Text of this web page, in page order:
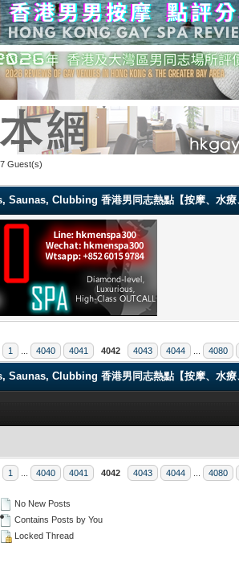
Guest(s)
Saunas, Clubbing 香港男同志熱點【按摩、水
1 4040 4041 4042 4043 4044 4080
Saunas, Clubbing 香港男同志熱點【按摩、水療
1 4040 4041 4042 4043 4044 4080
No New Posts
Contains Posts by You
Locked Thread